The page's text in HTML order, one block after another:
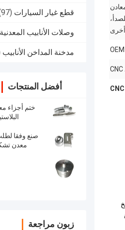
قطع غيار السيارات (97)
وصلات الأنابيب المعدنية
مدخنة المداخن الأنابيب
أفضل المنتجات
ختم أجزاء
معدن
زبون مراجعة
أخرى
OEM